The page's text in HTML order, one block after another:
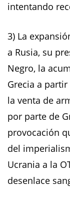
intentando
3) La
a Rusia, su
Negro, la
Grecia a
la venta de
por parte de
provocación
del
Ucrania a la
desenlace